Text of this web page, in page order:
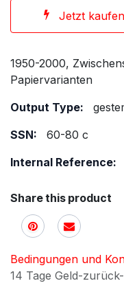
Jetzt kaufen
1950-2000,
Papiervarianten
Output Type:
SSN:
60-80 c
Internal Reference:
Share this product
Bedingungen und
14 Tage Geld-